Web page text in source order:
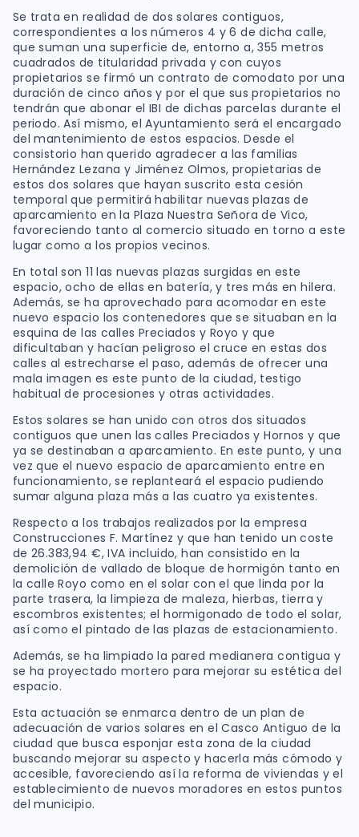
Se trata en realidad de dos solares contiguos,
correspondientes a los números 4 y 6 de dicha calle,
que suman una superficie de, entorno a, 355 metros
cuadrados de titularidad privada y con cuyos
propietarios se firmó un contrato de comodato por una
duración de cinco años y por el que sus propietarios no
tendrán que abonar el IBI de dichas parcelas durante el
periodo. Así mismo, el Ayuntamiento será el encargado
del mantenimiento de estos espacios. Desde el
consistorio han querido agradecer a las familias
Hernández Lezana y Jiménez Olmos, propietarias de
estos dos solares que hayan suscrito esta cesión
temporal que permitirá habilitar nuevas plazas de
aparcamiento en la Plaza Nuestra Señora de Vico,
favoreciendo tanto al comercio situado en torno a este
lugar como a los propios vecinos.
En total son 11 las nuevas plazas surgidas en este
espacio, ocho de ellas en batería, y tres más en hilera.
Además, se ha aprovechado para acomodar en este
nuevo espacio los contenedores que se situaban en la
esquina de las calles Preciados y Royo y que
dificultaban y hacían peligroso el cruce en estas dos
calles al estrecharse el paso, además de ofrecer una
mala imagen es este punto de la ciudad, testigo
habitual de procesiones y otras actividades.
Estos solares se han unido con otros dos situados
contiguos que unen las calles Preciados y Hornos y que
ya se destinaban a aparcamiento. En este punto, y una
vez que el nuevo espacio de aparcamiento entre en
funcionamiento, se replanteará el espacio pudiendo
sumar alguna plaza más a las cuatro ya existentes.
Respecto a los trabajos realizados por la empresa
Construcciones F. Martínez y que han tenido un coste
de 26.383,94 €, IVA incluido, han consistido en la
demolición de vallado de bloque de hormigón tanto en
la calle Royo como en el solar con el que linda por la
parte trasera, la limpieza de maleza, hierbas, tierra y
escombros existentes; el hormigonado de todo el solar,
así como el pintado de las plazas de estacionamiento.
Además, se ha limpiado la pared medianera contigua y
se ha proyectado mortero para mejorar su estética del
espacio.
Esta actuación se enmarca dentro de un plan de
adecuación de varios solares en el Casco Antiguo de la
ciudad que busca esponjar esta zona de la ciudad
buscando mejorar su aspecto y hacerla más cómodo y
accesible, favoreciendo así la reforma de viviendas y el
establecimiento de nuevos moradores en estos puntos
del municipio.